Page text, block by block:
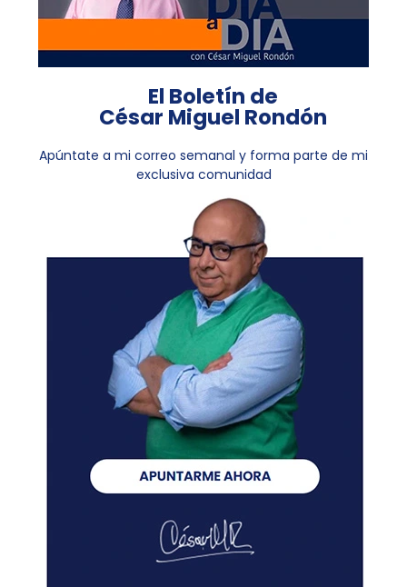
El Boletín de
César Miguel Rondón
Apúntate a mi correo semanal y forma parte de mi
exclusiva comunidad